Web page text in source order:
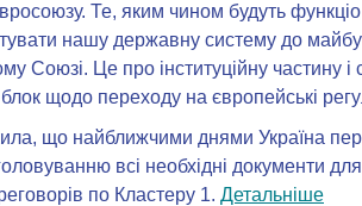
Те, яким чином будуть
нашу державну систему до
Союзі. Це про інституційну частину
блок щодо переходу на європейські
що найближчими днями Україна
всі необхідні документи
по Кластеру 1. Детальніше